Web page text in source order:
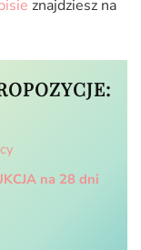
znajdziesz na
na 28 dni